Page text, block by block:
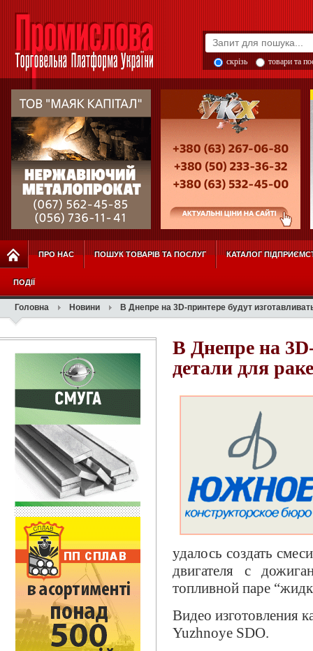
скрізь товари та
ПРО НАС ПОШУК ТОВАРІВ ТА ПОСЛУГ КАТАЛОГ
ПОДІЇ
Головна Новини В Днепре на 3D-принтере будут
В Днепре на
детали для
удалось создать
двигателя с
топливной паре
Видео изготовления
Yuzhnoye SDO.